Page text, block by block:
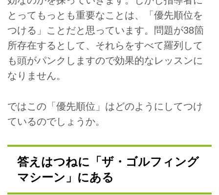
とってもっとも重要なことは、「優先順位を
つける」ことだと思っています。問題が38箇
所存在するとして、それらをすべて羅列して
も頭がパンクしますので効果的なレッスンに
なりません。
ではこの「優先順位」はどのようにしてつけ
ているのでしょうか。
答えはつねに「ザ・ゴルフィング
マシーン」にある